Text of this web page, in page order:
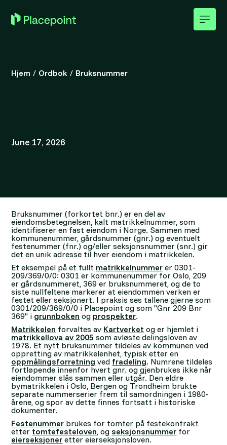
Hjem / Ordbok / Bruksnummer
June 17, 2026
Bruksnummer (forkortet bnr.) er en del av
eiendomsbetegnelsen, kalt matrikkelnummer, som
identifiserer en fast eiendom i Norge. Sammen med
kommunenummer, gårdsnummer (gnr.) og eventuelt
festenummer (fnr.) og/eller seksjonsnummer (snr.) gir
det en unik adresse til hver eiendom i matrikkelen.
Et eksempel på et fullt matrikkelnummer er 0301-
209/369/0/0: 0301 er kommunenummer for Oslo, 209
er gårdsnummeret, 369 er bruksnummeret, og de to
siste nullfeltene markerer at eiendommen verken er
festet eller seksjonert. I praksis ses tallene gjerne som
0301/209/369/0/0 i Placepoint og som "Gnr 209 Bnr
369" i grunnboken og prospekter.
Matrikkelen forvaltes av Kartverket og er hjemlet i
matrikkellova av 2005 som avløste delingsloven av
1978. Et nytt bruksnummer tildeles av kommunen ved
oppretting av matrikkelenhet, typisk etter en
oppmålingsforretning ved fradeling. Numrene tildeles
fortløpende innenfor hvert gnr. og gjenbrukes ikke når
eiendommer slås sammen eller utgår. Den eldre
bymatrikkelen i Oslo, Bergen og Trondheim brukte
separate nummerserier frem til samordningen i 1980-
årene, og spor av dette finnes fortsatt i historiske
dokumenter.
Festenummer brukes for tomter på festekontrakt
etter tomtefesteloven, og seksjonsnummer for
eierseksjoner etter eierseksjonsloven.